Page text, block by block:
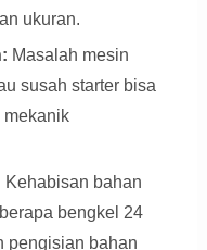
ukuran.
Masalah mesin
susah starter bisa
mekanik
Kehabisan bahan
bengkel 24
pengisian bahan